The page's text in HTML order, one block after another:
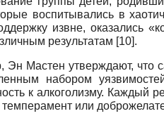
воспитывались в
извне, оказались
результатам [10].
Мастен утверждают, что
набором
к алкоголизму.
темперамент или